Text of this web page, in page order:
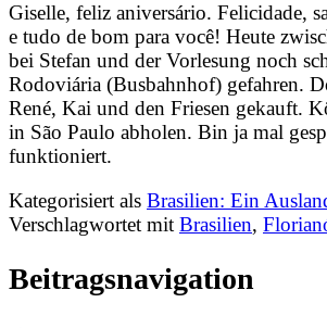
Giselle, feliz aniversário. Felicidade,
e tudo de bom para você! Heute
bei Stefan und der Vorlesung noch
Rodoviária (Busbahnhof) gefahren.
René, Kai und den Friesen gekauft.
in São Paulo abholen. Bin ja mal
funktioniert.
Kategorisiert als Brasilien: Ein
Verschlagwortet mit Brasilien,
Beitragsnavigation